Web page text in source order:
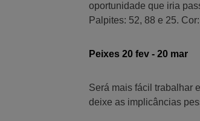
oportunidade que iria
Palpites: 52, 88 e 25.
Peixes 20 fev - 20 mar
Será mais fácil trabalhar
deixe as implicâncias